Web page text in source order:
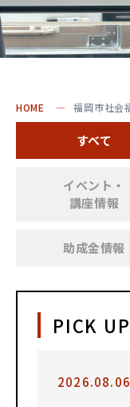
HOME 福岡市社会
すべて
イベント・
講座情報
助成金情報
PICK UP
2026.08.06